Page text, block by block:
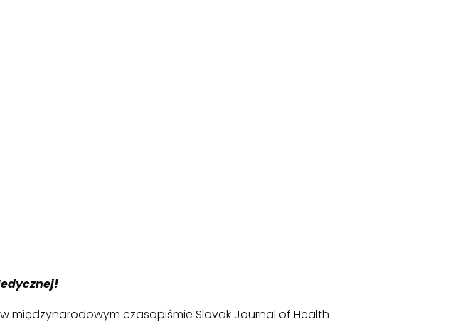
międzynarodowym czasopiśmie Slovak Journal of Health